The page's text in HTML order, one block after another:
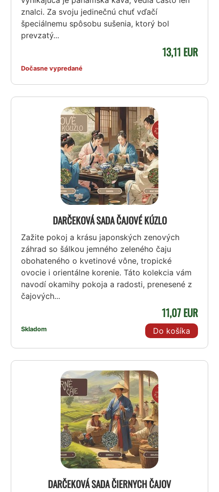
znalci. Za svoju jedinečnú chuť vďačí
špeciálnemu spôsobu sušenia, ktorý bol
prevzatý...
Dočasne vypredané
13,11 EUR
DARČEKOVÁ SADA ČAJOVÉ KÚZLO
Zažite pokoj a krásu japonských zenových
záhrad so šálkou jemného zeleného čaju
obohateného o kvetinové vône, tropické
ovocie i orientálne korenie. Táto kolekcia vám
navodí okamihy pokoja a radosti, prenesené z
čajových...
Skladom
11,07 EUR
Do košíka
DARČEKOVÁ SADA ČIERNYCH ČAJOV